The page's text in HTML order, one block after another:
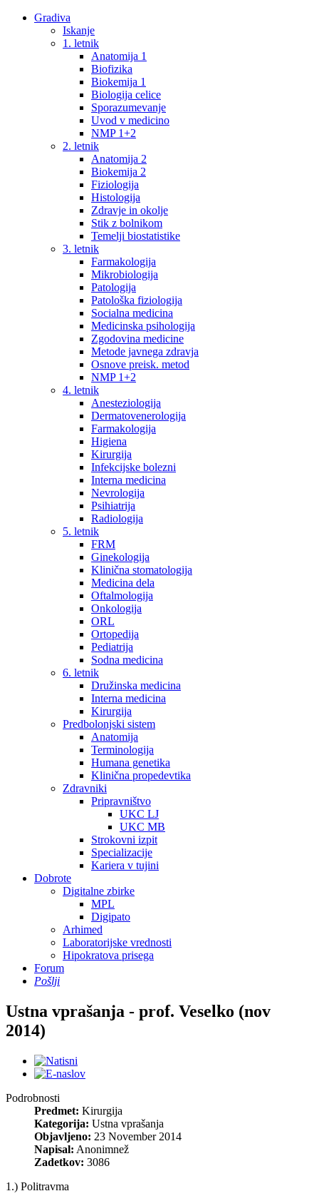
Gradiva
Iskanje
1. letnik
Anatomija 1
Biofizika
Biokemija 1
Biologija celice
Sporazumevanje
Uvod v medicino
NMP 1+2
2. letnik
Anatomija 2
Biokemija 2
Fiziologija
Histologija
Zdravje in okolje
Stik z bolnikom
Temelji biostatistike
3. letnik
Farmakologija
Mikrobiologija
Patologija
Patološka fiziologija
Socialna medicina
Medicinska psihologija
Zgodovina medicine
Metode javnega zdravja
Osnove preisk. metod
NMP 1+2
4. letnik
Anesteziologija
Dermatovenerologija
Farmakologija
Higiena
Kirurgija
Infekcijske bolezni
Interna medicina
Nevrologija
Psihiatrija
Radiologija
5. letnik
FRM
Ginekologija
Klinična stomatologija
Medicina dela
Oftalmologija
Onkologija
ORL
Ortopedija
Pediatrija
Sodna medicina
6. letnik
Družinska medicina
Interna medicina
Kirurgija
Predbolonjski sistem
Anatomija
Terminologija
Humana genetika
Klinična propedevtika
Zdravniki
Pripravništvo
UKC LJ
UKC MB
Strokovni izpit
Specializacije
Kariera v tujini
Dobrote
Digitalne zbirke
MPL
Digipato
Arhimed
Laboratorijske vrednosti
Hipokratova prisega
Forum
Pošlji
Ustna vprašanja - prof. Veselko (nov
2014)
Podrobnosti
Predmet: Kirurgija
Kategorija: Ustna vprašanja
Objavljeno: 23 November 2014
Napisal: Anonimnež
Zadetkov: 3086
1.) Politravma